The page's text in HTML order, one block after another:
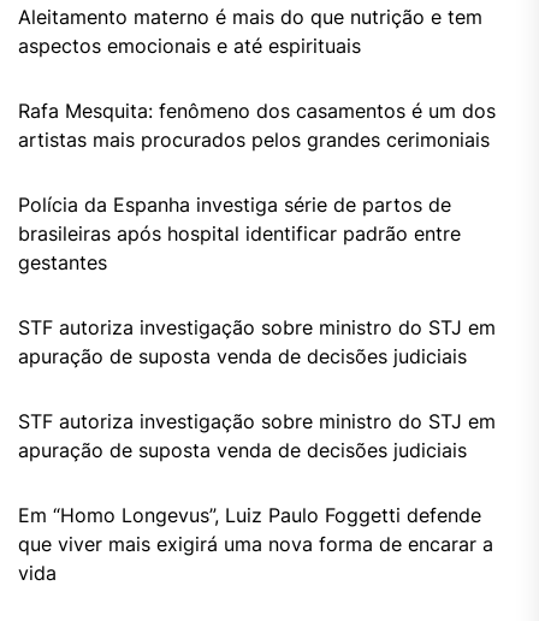
Aleitamento materno é mais do que nutrição e tem
aspectos emocionais e até espirituais
Rafa Mesquita: fenômeno dos casamentos é um dos
artistas mais procurados pelos grandes cerimoniais
Polícia da Espanha investiga série de partos de
brasileiras após hospital identificar padrão entre
gestantes
STF autoriza investigação sobre ministro do STJ em
apuração de suposta venda de decisões judiciais
STF autoriza investigação sobre ministro do STJ em
apuração de suposta venda de decisões judiciais
Em “Homo Longevus”, Luiz Paulo Foggetti defende
que viver mais exigirá uma nova forma de encarar a
vida